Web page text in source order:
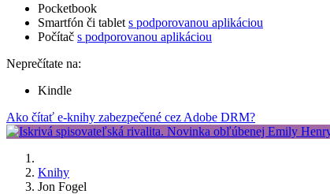
Pocketbook
Smartfón či tablet s podporovanou aplikáciou
Počítač s podporovanou aplikáciou
Neprečítate na:
Kindle
Ako čítať e-knihy zabezpečené cez Adobe DRM?
Knihy
Jon Fogel